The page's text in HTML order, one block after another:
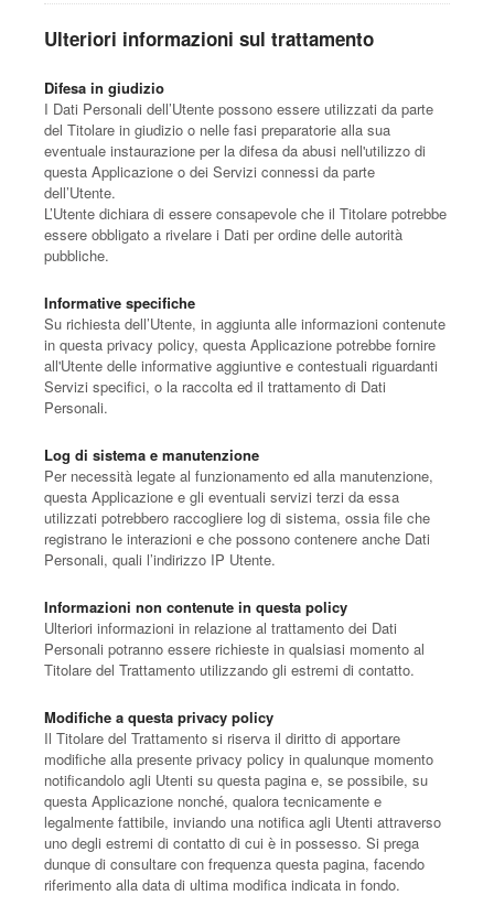
Ulteriori informazioni sul trattamento
Difesa in giudizio
I Dati Personali dell’Utente possono essere utilizzati da parte
del Titolare in giudizio o nelle fasi preparatorie alla sua
eventuale instaurazione per la difesa da abusi nell'utilizzo di
questa Applicazione o dei Servizi connessi da parte
dell’Utente.
L’Utente dichiara di essere consapevole che il Titolare potrebbe
essere obbligato a rivelare i Dati per ordine delle autorità
pubbliche.
Informative specifiche
Su richiesta dell’Utente, in aggiunta alle informazioni contenute
in questa privacy policy, questa Applicazione potrebbe fornire
all'Utente delle informative aggiuntive e contestuali riguardanti
Servizi specifici, o la raccolta ed il trattamento di Dati
Personali.
Log di sistema e manutenzione
Per necessità legate al funzionamento ed alla manutenzione,
questa Applicazione e gli eventuali servizi terzi da essa
utilizzati potrebbero raccogliere log di sistema, ossia file che
registrano le interazioni e che possono contenere anche Dati
Personali, quali l’indirizzo IP Utente.
Informazioni non contenute in questa policy
Ulteriori informazioni in relazione al trattamento dei Dati
Personali potranno essere richieste in qualsiasi momento al
Titolare del Trattamento utilizzando gli estremi di contatto.
Modifiche a questa privacy policy
Il Titolare del Trattamento si riserva il diritto di apportare
modifiche alla presente privacy policy in qualunque momento
notificandolo agli Utenti su questa pagina e, se possibile, su
questa Applicazione nonché, qualora tecnicamente e
legalmente fattibile, inviando una notifica agli Utenti attraverso
uno degli estremi di contatto di cui è in possesso. Si prega
dunque di consultare con frequenza questa pagina, facendo
riferimento alla data di ultima modifica indicata in fondo.